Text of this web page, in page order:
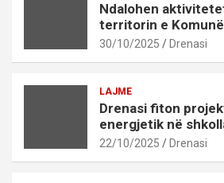
Ndalohen
territorin e
30/10/2025 Drenasi
LAJME
Drenasi fiton
energjetik në
22/10/2025 Drenasi